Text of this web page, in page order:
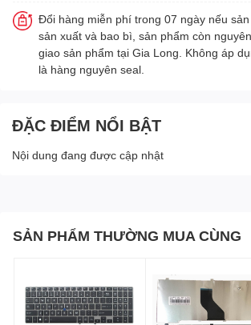
Đổi hàng miễn phí trong 07 ngày nếu
sản xuất và bao bì, sản phẩm còn
giao sản phẩm tại Gia Long. Không áp
là hàng nguyên seal.
ĐẶC ĐIỂM NỔI BẬT
Nội dung đang được cập nhật
SẢN PHẨM THƯỜNG MUA CÙNG